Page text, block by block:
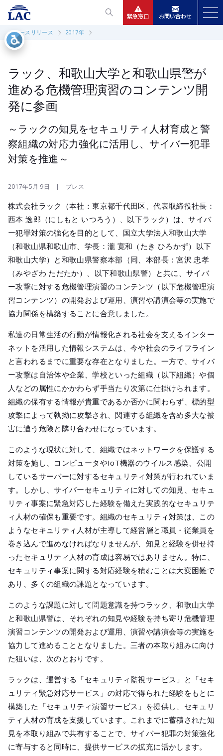
緊急窓口 お問い合わせ
ニュースリリース
会社情報
IR情報
メールマガ
公式SNS
ニュースリリース 2017年
ラック、和歌山大学と和歌山県警が
進める危機管理演習のコンテンツ開
発に参画
～ラックの知見をセキュリティ人材育成と警
察組織の対応力強化に活用し、サイバー犯罪
対策を推進～
2017年5月 9日 | プレス
株式会社ラック（本社：東京都千代田区、代表取締役社長：
西本 逸郎（にしもと いつろう）、以下ラック）は、サイバ
ー犯罪対策の強化を目的として、国立大学法人和歌山大学
（和歌山県和歌山市、学長：瀧 寛和（たき ひろかず）以下
和歌山大学）と和歌山県警察本部（同、本部長：宮沢 忠孝
（みやざわ ただたか）、以下和歌山県警）と共に、サイバ
ー攻撃に対する危機管理演習のコンテンツ（以下危機管理演
習コンテンツ）の開発および運用、演習や講演会等の実施で
協力関係を構築することに合意しました。
私達の日常生活の行動が情報化される社会を支えるインター
ネットを活用した情報システムは、今や社会のライフライン
と言われるまでに重要な存在となりました。一方で、サイバ
ー攻撃は自治体や企業、学校といった組織（以下組織）や個
人などの属性にかかわらず手当たり次第に仕掛けられます。
組織の保有する情報が貴重であるか否かに関わらず、標的型
攻撃によって執拗に攻撃され、関連する組織を含め多大な被
害に遭う危険と隣り合わせになっています。
このような現状に対して、組織ではネットワークを保護する
対策を施し、コンピュータやIoT機器のウイルス感染、公開
しているサーバーに対するセキュリティ対策が行われていま
す。しかし、サイバーセキュリティに対しての知見、セキュ
リティ事案に緊急対応した経験を備えた実践的なセキュリテ
ィ人材の確保も重要です。組織のセキュリティ対策は、この
ようなセキュリティ人材が主導して経営層と職員・従業員を
巻き込んで進めなければなりませんが、知見と経験を併せ持
ったセキュリティ人材の育成は容易ではありません。特に、
セキュリティ事案に関する対応経験を積むことは大変困難で
あり、多くの組織の課題となっています。
このような課題に対して問題意識を持つラック、和歌山大学
と和歌山県警は、それぞれの知見や経験を持ち寄り危機管理
演習コンテンツの開発および運用、演習や講演会等の実施を
協力して進めることとなりました。三者の本取り組みに向け
た狙いは、次のとおりです。
ラックは、運営する「セキュリティ監視サービス」と「セキ
ュリティ緊急対応サービス」の対応で得られた経験をもとに
構築した「セキュリティ演習サービス」を提供し、セキュリ
ティ人材の育成を支援しています。これまでに蓄積された知
見を本取り組みで共有することで、サイバー犯罪の対策強化
に寄与すると同時に、提供サービスの拡充に活かします。